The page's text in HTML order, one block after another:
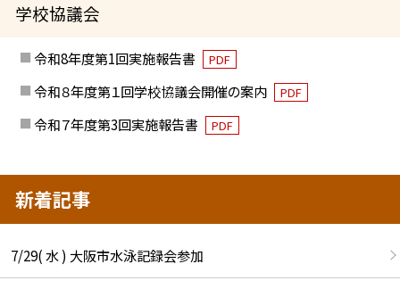
学校協議会
令和8年度第1回実施報告書 PDF
令和８年度第１回学校協議会開催の案内 PDF
令和７年度第3回実施報告書 PDF
新着記事
7/29( 水 ) 大阪市水泳記録会参加